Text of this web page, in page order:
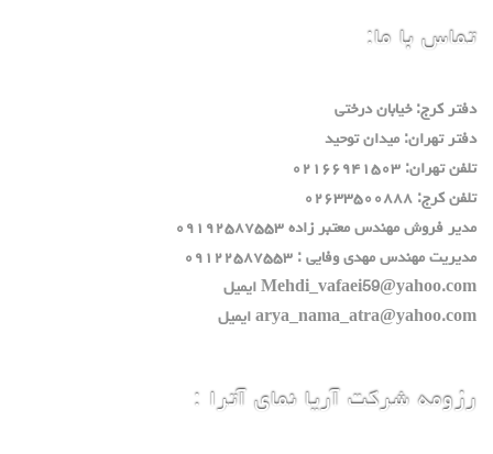
تماس با ما:
دفتر كرج: خيابان درختي
دفتر تهران: ميدان توحيد
تلفن تهران: ٠٢١٦٦٩٤١٥٠٣
تلفن كرج: ٠٢٦٣٣٥٠٠٨٨٨
مدير فروش مهندس معتبر زاده ٠٩١٩٢٥٨٧٥٥٣
مديريت مهندس مهدي وفايي : ٠٩١٢٢٥٨٧٥٥٣
Mehdi_vafaei59@yahoo.com ايميل
arya_nama_atra@yahoo.com ايميل
رزومه شرکت آریا نمای آترا :